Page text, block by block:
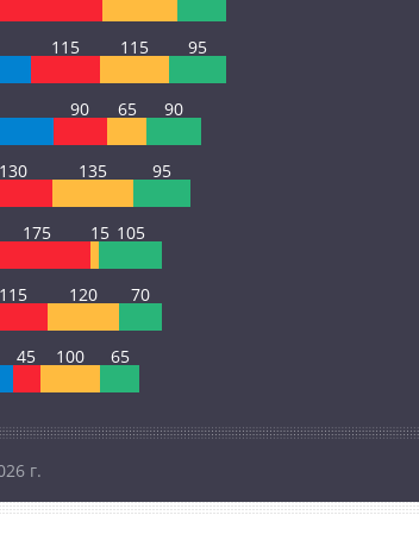
115 115 95
90 65 90
130 135 95
175 15 105
115 120 70
45 100 65
г.